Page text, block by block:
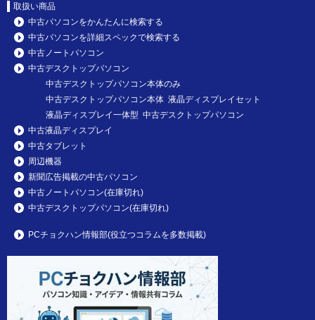
取扱い商品
中古パソコンをかんたんに検索する
中古パソコンを詳細スペックで検索する
中古ノートパソコン
中古デスクトップパソコン
中古デスクトップパソコン本体のみ
中古デスクトップパソコン本体 液晶ディスプレイセット
液晶ディスプレイ一体型 中古デスクトップパソコン
中古液晶ディスプレイ
中古タブレット
周辺機器
新聞広告掲載の中古パソコン
中古ノートパソコン(在庫切れ)
中古デスクトップパソコン(在庫切れ)
PCチョクハン情報部(役立つコラムを多数掲載)